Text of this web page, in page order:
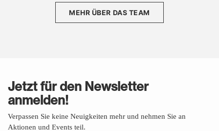
MEHR ÜBER DAS TEAM
Jetzt für den Newsletter
anmelden!
Verpassen Sie keine Neuigkeiten mehr und nehmen Sie an
Aktionen und Events teil.